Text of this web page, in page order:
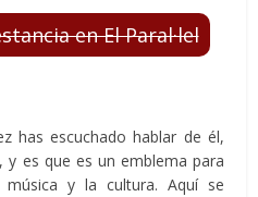
en El Paral·lel
has escuchado hablar de él,
, y es que es un emblema para
y la cultura. Aquí se